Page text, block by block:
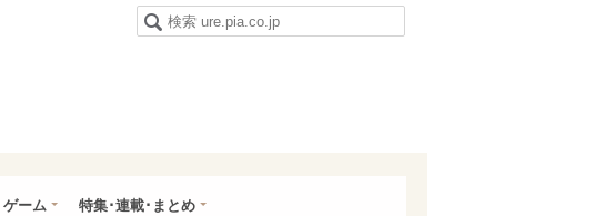
ゲーム 特集･連載･まとめ